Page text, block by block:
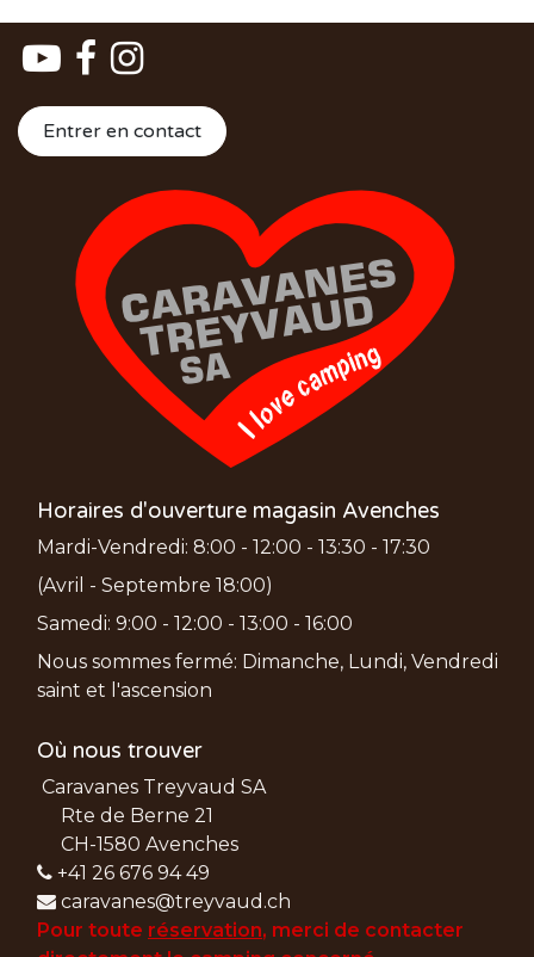
Entrer en contact
Horaires d'ouverture magasin Avenches
Mardi-Vendredi: 8:00 - 12:00 - 13:30 - 17:30
(Avril - Septembre 18:00)
Samedi: 9:00 - 12:00 - 13:00 - 16:00
Nous sommes fermé: Dimanche, Lundi, Vendredi
saint et l'ascension
Où nous trouver
Caravanes Treyvaud SA
Rte de Berne 21
CH-1580 Avenches
+41 26 676 94 49
caravanes@treyvaud.ch
Pour toute réservation, merci de contacter